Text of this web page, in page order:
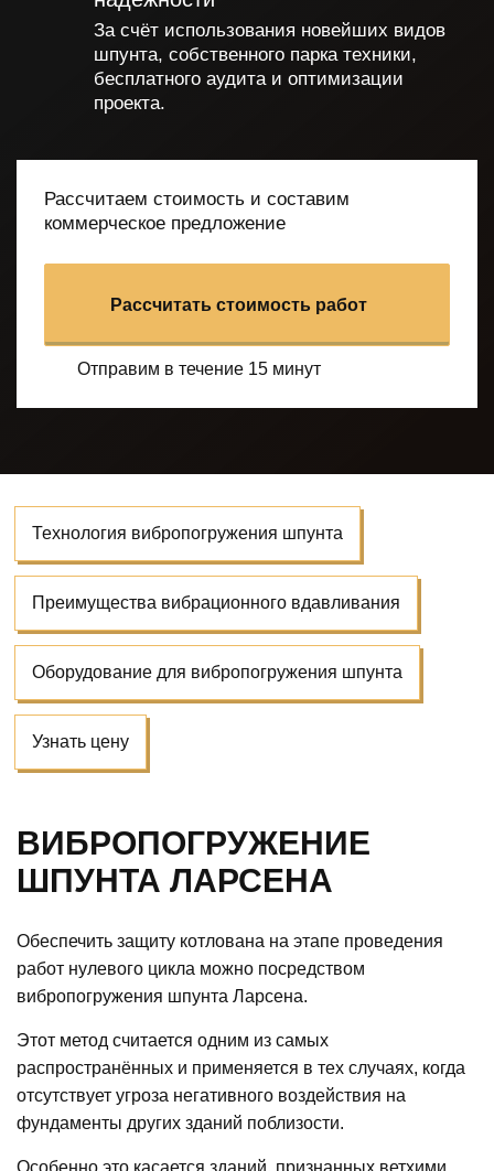
За счёт использования новейших видов
шпунта, собственного парка техники,
бесплатного аудита и оптимизации
проекта.
Рассчитаем стоимость и составим
коммерческое предложение
Рассчитать стоимость работ
Отправим в течение 15 минут
Технология вибропогружения шпунта
Преимущества вибрационного вдавливания
Оборудование для вибропогружения шпунта
Узнать цену
ВИБРОПОГРУЖЕНИЕ
ШПУНТА ЛАРСЕНА
Обеспечить защиту котлована на этапе проведения
работ нулевого цикла можно посредством
вибропогружения шпунта Ларсена.
Этот метод считается одним из самых
распространённых и применяется в тех случаях, когда
отсутствует угроза негативного воздействия на
фундаменты других зданий поблизости.
Особенно это касается зданий, признанных ветхими